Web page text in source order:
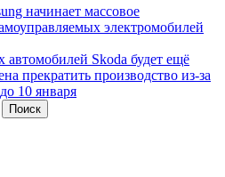
начинает массовое
электромобилей
автомобилей Skoda будет ещё
прекратить производство из-за
10 января